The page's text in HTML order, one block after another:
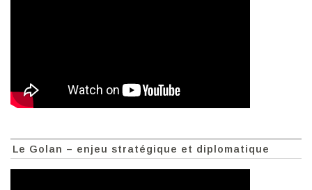
Le Golan – enjeu stratégique et diplomatique